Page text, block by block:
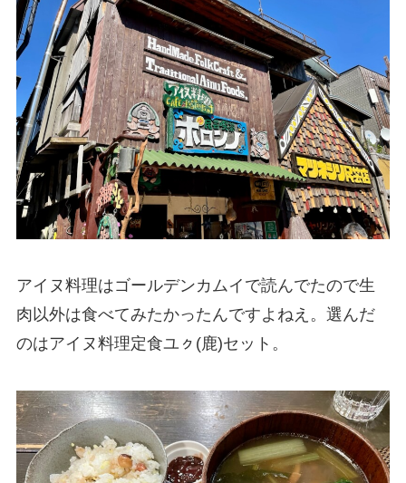
アイヌ料理はゴールデンカムイで読んでたので生
肉以外は食べてみたかったんですよねえ。選んだ
のはアイヌ料理定食ユㇰ(鹿)セット。